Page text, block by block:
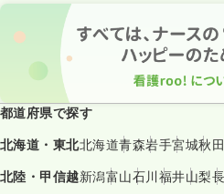
都道府県で探す
北海道・東北北海道青森岩手宮城秋田
北陸・甲信越新潟富山石川福井山梨